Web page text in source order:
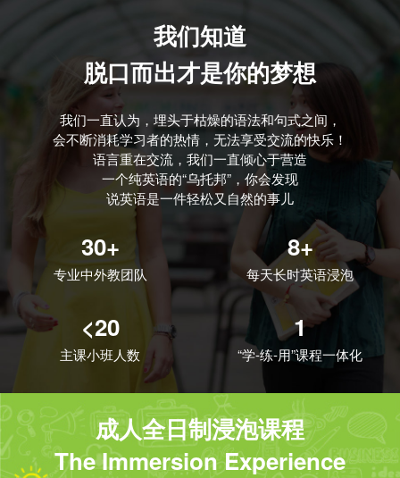
我们知道
脱口而出才是你的梦想
我们一直认为，埋头于枯燥的语法和句式之间，
会不断消耗学习者的热情，无法享受交流的快乐！
语言重在交流，我们一直倾心于营造
一个纯英语的“乌托邦”，你会发现
说英语是一件轻松又自然的事儿
30+
专业中外教团队
8+
每天长时英语浸泡
<20
主课小班人数
1
“学-练-用”课程一体化
成人全日制浸泡课程
The Immersion Experience